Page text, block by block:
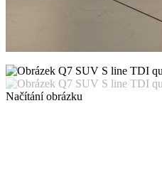
Načítání obrázku